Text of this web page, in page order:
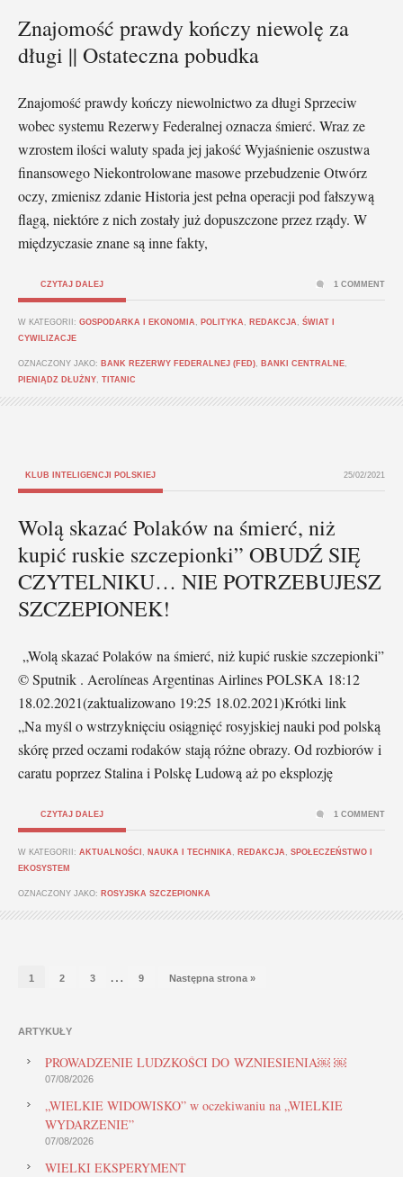
Znajomość prawdy kończy niewolę za
długi || Ostateczna pobudka
Znajomość prawdy kończy niewolnictwo za długi Sprzeciw
wobec systemu Rezerwy Federalnej oznacza śmierć. Wraz ze
wzrostem ilości waluty spada jej jakość Wyjaśnienie oszustwa
finansowego Niekontrolowane masowe przebudzenie Otwórz
oczy, zmienisz zdanie Historia jest pełna operacji pod fałszywą
flagą, niektóre z nich zostały już dopuszczone przez rządy. W
międzyczasie znane są inne fakty,
CZYTAJ DALEJ
W KATEGORII: GOSPODARKA I EKONOMIA POLITYKA REDAKCJA
ŚWIAT I
CYWILIZACJE
OZNACZONY JAKO: BANK REZERWY FEDERALNEJ (FED) BANKI CENTRALNE
PIENIĄDZ DŁUŻNY TITANIC
1 COMMENT
KLUB INTELIGENCJI POLSKIEJ 25/02/2021
Wolą skazać Polaków na śmierć, niż
kupić ruskie szczepionki” OBUDŹ SIĘ
CZYTELNIKU… NIE POTRZEBUJESZ
SZCZEPIONEK!
„Wolą skazać Polaków na śmierć, niż kupić ruskie szczepionki”
© Sputnik . Aerolíneas Argentinas Airlines POLSKA 18:12
18.02.2021(zaktualizowano 19:25 18.02.2021)Krótki link
„Na myśl o wstrzyknięciu osiągnięć rosyjskiej nauki pod polską
skórę przed oczami rodaków stają różne obrazy. Od rozbiorów i
caratu poprzez Stalina i Polskę Ludową aż po eksplozję
CZYTAJ DALEJ
W KATEGORII: AKTUALNOŚCI NAUKA I TECHNIKA REDAKCJA
SPOŁECZEŃSTWO I
EKOSYSTEM
OZNACZONY JAKO: ROSYJSKA SZCZEPIONKA
1 COMMENT
1 2 3 … 9 Następna strona »
ARTYKUŁY
PROWADZENIE LUDZKOŚCI DO WZNIESIENIA￼ ￼
07/08/2026
„WIELKIE WIDOWISKO” w oczekiwaniu na „WIELKIE
WYDARZENIE”
07/08/2026
WIELKI EKSPERYMENT